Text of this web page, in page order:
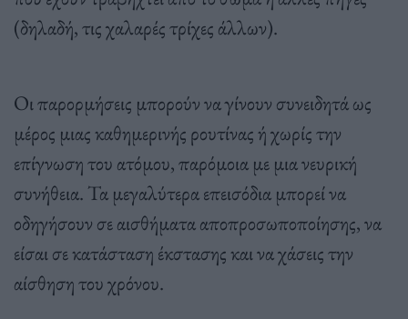
(δηλαδή, τις χαλαρές τρίχες άλλων).
Οι παρορμήσεις μπορούν να γίνουν συνειδητά ως
μέρος μιας καθημερινής ρουτίνας ή χωρίς την
επίγνωση του ατόμου, παρόμοια με μια νευρική
συνήθεια. Τα μεγαλύτερα επεισόδια μπορεί να
οδηγήσουν σε αισθήματα αποπροσωποποίησης, να
είσαι σε κατάσταση έκστασης και να χάσεις την
αίσθηση του χρόνου.